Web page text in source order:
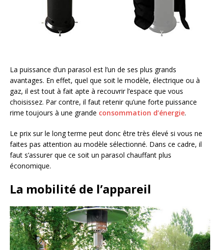
La puissance d’un parasol est l’un de ses plus grands
avantages. En effet, quel que soit le modèle, électrique ou à
gaz, il est tout à fait apte à recouvrir l’espace que vous
choisissez. Par contre, il faut retenir qu’une forte puissance
rime toujours à une grande consommation d’énergie.
Le prix sur le long terme peut donc être très élevé si vous ne
faites pas attention au modèle sélectionné. Dans ce cadre, il
faut s’assurer que ce soit un parasol chauffant plus
économique.
La mobilité de l’appareil